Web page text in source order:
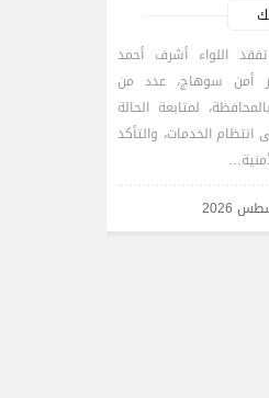
اللواء أشرف أحمد
أمن سوهاج، عدد من
لمتابعة الحالة
انتظام الخدمات، والتأكد